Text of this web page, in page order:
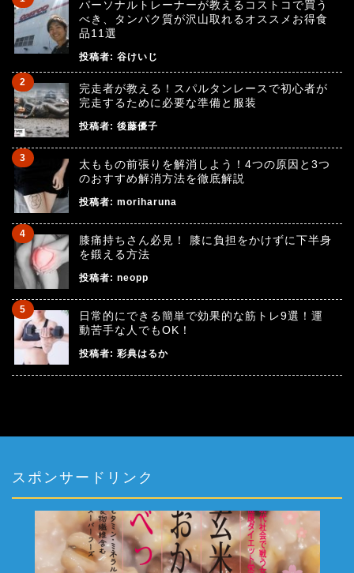
パーソナルトレーナーが教えるコストコで買う
べき、タンパク質が沢山取れるオススメお得食
品11選
投稿者: 谷けいじ
完走者が教える！スパルタンレースで初心者が
完走するために必要な準備と服装
投稿者: 後藤優子
太ももの前張りを解消しよう！4つの原因と3つ
のおすすめ解消方法を徹底解説
投稿者: moriharuna
膝痛持ちさん必見！ 膝に負担をかけずに下半身
を鍛える方法
投稿者: neopp
日常的にできる簡単で効果的な筋トレ9選！運
動苦手な人でもOK！
投稿者: 彩典はるか
スポンサードリンク